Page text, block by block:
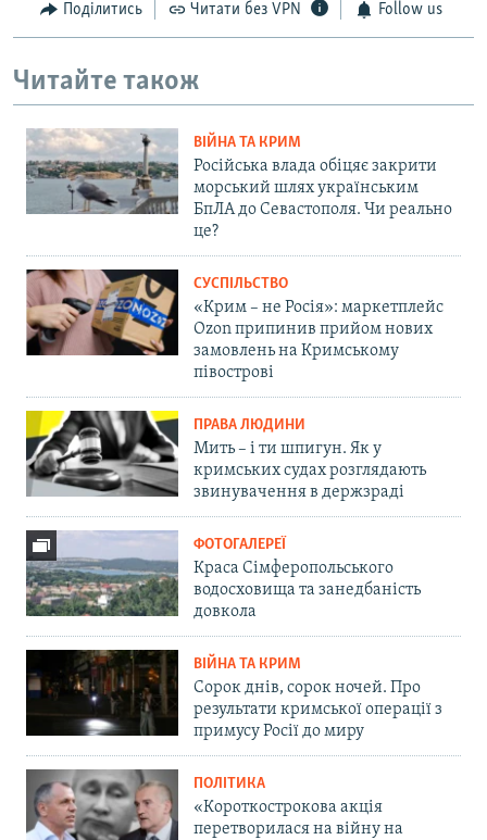
Поділитись Читати без VPN Follow us
Читайте також
ВІЙНА ТА КРИМ
Російська влада обіцяє закрити
морський шлях українським
БпЛА до Севастополя. Чи реально
це?
СУСПІЛЬСТВО
«Крим – не Росія»: маркетплейс
Ozon припинив прийом нових
замовлень на Кримському
півострові
ПРАВА ЛЮДИНИ
Мить – і ти шпигун. Як у
кримських судах розглядають
звинувачення в держзраді
ФОТОГАЛЕРЕЇ
Краса Сімферопольського
водосховища та занедбаність
довкола
ВІЙНА ТА КРИМ
Сорок днів, сорок ночей. Про
результати кримської операції з
примусу Росії до миру
ПОЛІТИКА
«Короткострокова акція
перетворилася на війну на